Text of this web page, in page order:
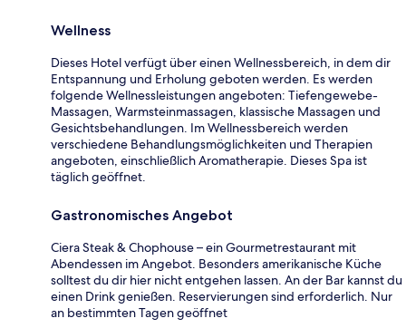
Wellness
Dieses Hotel verfügt über einen Wellnessbereich, in dem dir
Entspannung und Erholung geboten werden. Es werden
folgende Wellnessleistungen angeboten: Tiefengewebe-
Massagen, Warmsteinmassagen, klassische Massagen und
Gesichtsbehandlungen. Im Wellnessbereich werden
verschiedene Behandlungsmöglichkeiten und Therapien
angeboten, einschließlich Aromatherapie. Dieses Spa ist
täglich geöffnet.
Gastronomisches Angebot
Ciera Steak & Chophouse – ein Gourmetrestaurant mit
Abendessen im Angebot. Besonders amerikanische Küche
solltest du dir hier nicht entgehen lassen. An der Bar kannst du
einen Drink genießen. Reservierungen sind erforderlich. Nur
an bestimmten Tagen geöffnet